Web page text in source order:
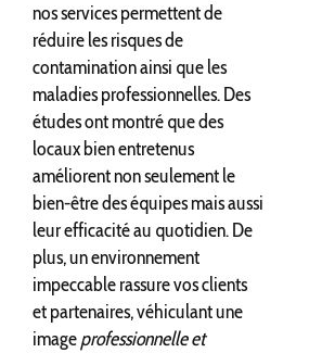
nos services permettent de
réduire les risques de
contamination ainsi que les
maladies professionnelles. Des
études ont montré que des
locaux bien entretenus
améliorent non seulement le
bien-être des équipes mais aussi
leur efficacité au quotidien. De
plus, un environnement
impeccable rassure vos clients
et partenaires, véhiculant une
imageprofessionnelle et